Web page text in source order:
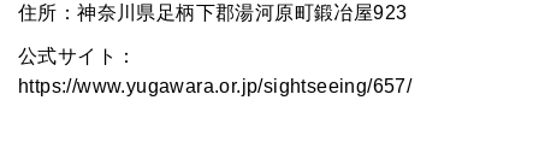
住所：神奈川県足柄下郡湯河原町鍛冶屋923
公式サイト：
https://www.yugawara.or.jp/sightseeing/657/